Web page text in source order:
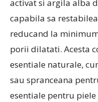
activat si argila alba
capabila sa
reducand la
porii dilatati. Acesta
esentiale naturale,
sau spranceana
esentiale pentru